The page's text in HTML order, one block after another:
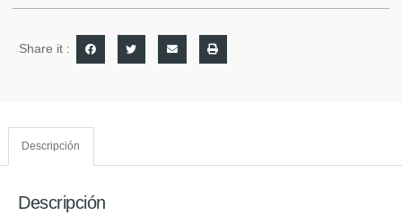
Share it :
Descripción
Descripción